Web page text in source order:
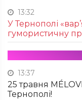
13:32
У Тернополі
гумористичну
13:37
25 травня
Тернополі!